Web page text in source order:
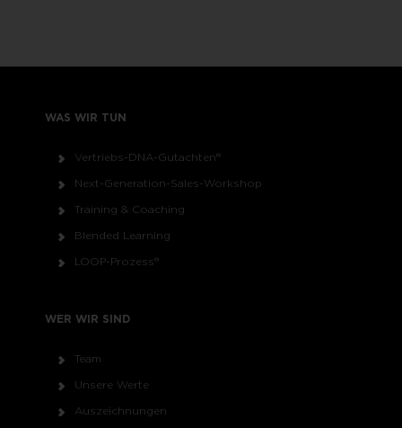
WAS WIR TUN
Vertriebs-DNA-Gutachten®
Next-Generation-Sales-Workshop
Training & Coaching
Blended Learning
LOOP-Prozess®
WER WIR SIND
Team
Unsere Werte
Auszeichnungen